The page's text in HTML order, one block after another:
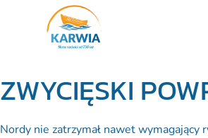
ZWYCIĘSKI
Nordy nie zatrzymał nawet wymagający